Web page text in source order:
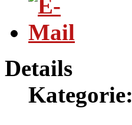
Details
Kategorie: